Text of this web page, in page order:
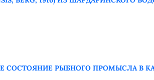
СОСТОЯНИЕ РЫБНОГО ПРОМЫСЛА В